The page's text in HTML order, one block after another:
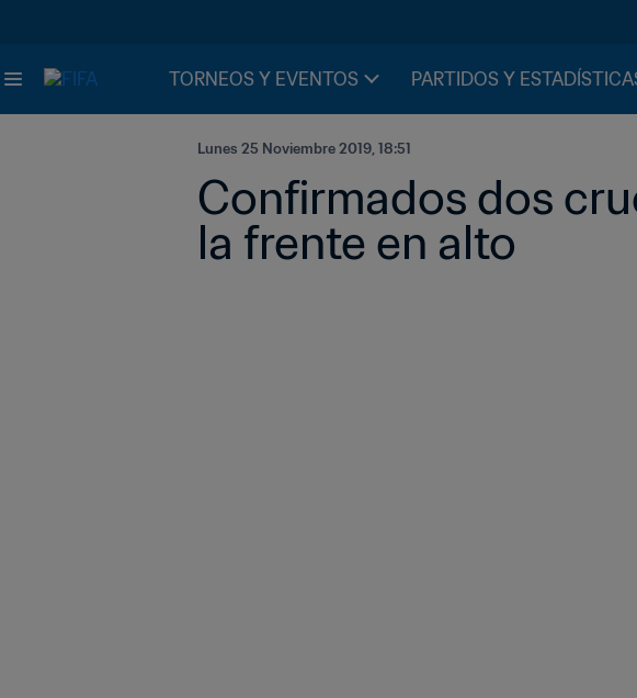
TORNEOS Y EVENTOS PARTIDOS Y
Lunes 25 Noviembre 2019, 18:51
Confirmados dos
la frente en alto